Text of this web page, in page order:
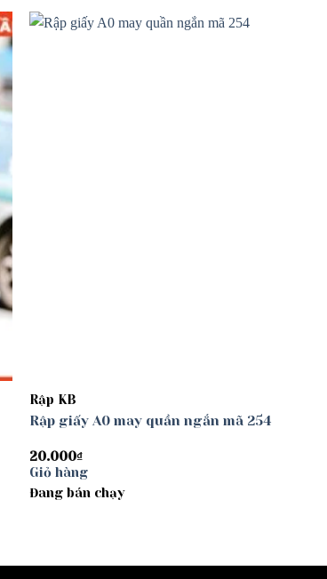
Rập KB
Rập giấy A0 may quần ngắn mã 254
20.000₫
Giỏ hàng
Đang bán chạy